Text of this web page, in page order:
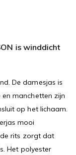
is winddicht
De damesjas is
manchetten zijn
op het lichaam.
mooi
rits zorgt dat
Het polyester